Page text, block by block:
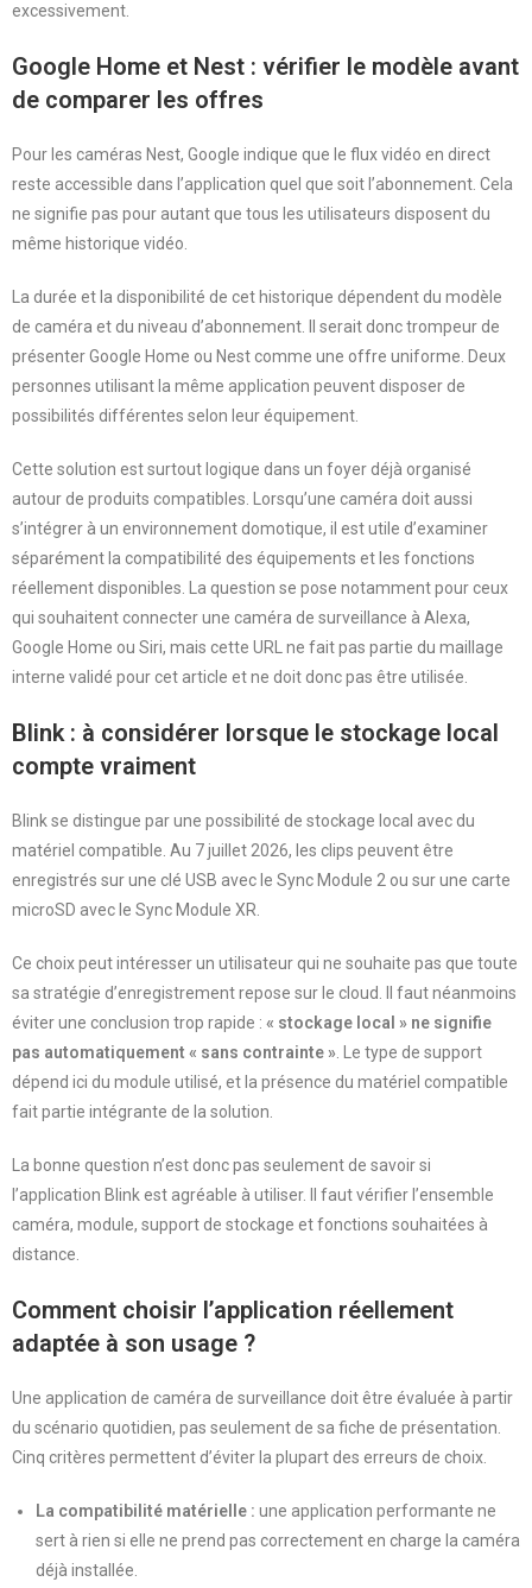
excessivement.
Google Home et Nest : vérifier le modèle avant
de comparer les offres
Pour les caméras Nest, Google indique que le flux vidéo en direct
reste accessible dans l’application quel que soit l’abonnement. Cela
ne signifie pas pour autant que tous les utilisateurs disposent du
même historique vidéo.
La durée et la disponibilité de cet historique dépendent du modèle
de caméra et du niveau d’abonnement. Il serait donc trompeur de
présenter Google Home ou Nest comme une offre uniforme. Deux
personnes utilisant la même application peuvent disposer de
possibilités différentes selon leur équipement.
Cette solution est surtout logique dans un foyer déjà organisé
autour de produits compatibles. Lorsqu’une caméra doit aussi
s’intégrer à un environnement domotique, il est utile d’examiner
séparément la compatibilité des équipements et les fonctions
réellement disponibles. La question se pose notamment pour ceux
qui souhaitent connecter une caméra de surveillance à Alexa,
Google Home ou Siri, mais cette URL ne fait pas partie du maillage
interne validé pour cet article et ne doit donc pas être utilisée.
Blink : à considérer lorsque le stockage local
compte vraiment
Blink se distingue par une possibilité de stockage local avec du
matériel compatible. Au 7 juillet 2026, les clips peuvent être
enregistrés sur une clé USB avec le Sync Module 2 ou sur une carte
microSD avec le Sync Module XR.
Ce choix peut intéresser un utilisateur qui ne souhaite pas que toute
sa stratégie d’enregistrement repose sur le cloud. Il faut néanmoins
éviter une conclusion trop rapide : « stockage local » ne signifie
pas automatiquement « sans contrainte ». Le type de support
dépend ici du module utilisé, et la présence du matériel compatible
fait partie intégrante de la solution.
La bonne question n’est donc pas seulement de savoir si
l’application Blink est agréable à utiliser. Il faut vérifier l’ensemble
caméra, module, support de stockage et fonctions souhaitées à
distance.
Comment choisir l’application réellement
adaptée à son usage ?
Une application de caméra de surveillance doit être évaluée à partir
du scénario quotidien, pas seulement de sa fiche de présentation.
Cinq critères permettent d’éviter la plupart des erreurs de choix.
La compatibilité matérielle : une application performante ne
sert à rien si elle ne prend pas correctement en charge la caméra
déjà installée.